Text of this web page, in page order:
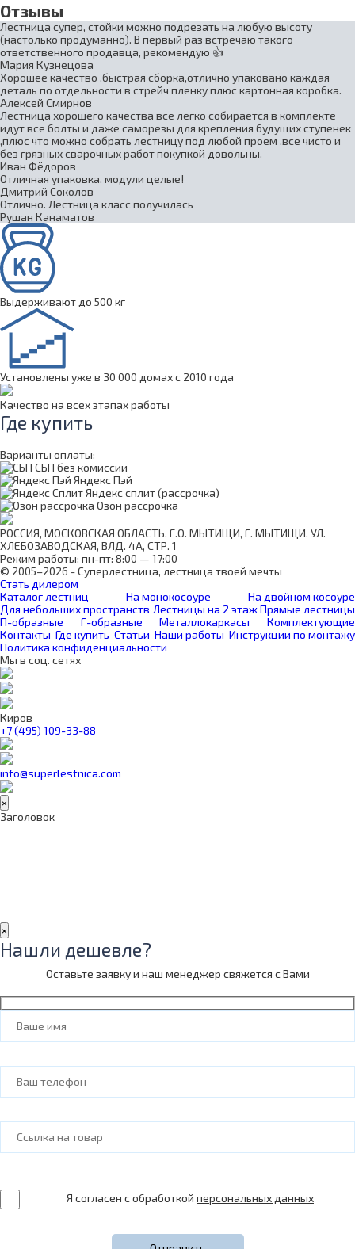
Отзывы
Лестница супер, стойки можно подрезать на любую высоту
(настолько продуманно). В первый раз встречаю такого
ответственного продавца, рекомендую 👍
Мария Кузнецова
Хорошее качество ,быстрая сборка,отлично упаковано каждая
деталь по отдельности в стрейч пленку плюс картонная коробка.
Алексей Смирнов
Лестница хорошего качества все легко собирается в комплекте
идут все болты и даже саморезы для крепления будущих ступенек
,плюс что можно собрать лестницу под любой проем ,все чисто и
без грязных сварочных работ покупкой довольны.
Иван Фёдоров
Отличная упаковка, модули целые!
Дмитрий Соколов
Отлично. Лестница класс получилась
Рушан Канаматов
Выдерживают до 500 кг
Установлены уже в 30 000 домах с 2010 года
Качество на всех этапах работы
Где купить
Варианты оплаты:
СБП без комиссии
Яндекс Пэй
Яндекс сплит (рассрочка)
Озон рассрочка
РОССИЯ, МОСКОВСКАЯ ОБЛАСТЬ, Г.О. МЫТИЩИ, Г. МЫТИЩИ, УЛ.
ХЛЕБОЗАВОДСКАЯ, ВЛД. 4А, СТР. 1
Режим работы: пн-пт: 8:00 — 17:00
© 2005–2026 - Суперлестница, лестница твоей мечты
Стать дилером
Каталог лестниц
На монокосоуре
На двойном косоуре
Для небольших пространств Лестницы на 2 этаж Прямые лестницы
П-образные
Г-образные Металлокаркасы
Комплектующие
Контакты Где купить Статьи Наши работы Инструкции по монтажу
Политика конфиденциальности
Мы в соц. сетях
Киров
+7 (495) 109-33-88
info@superlestnica.com
×
Заголовок
×
Нашли дешевле?
Оставьте заявку и наш менеджер свяжется с Вами
Я согласен с обработкой персональных данных